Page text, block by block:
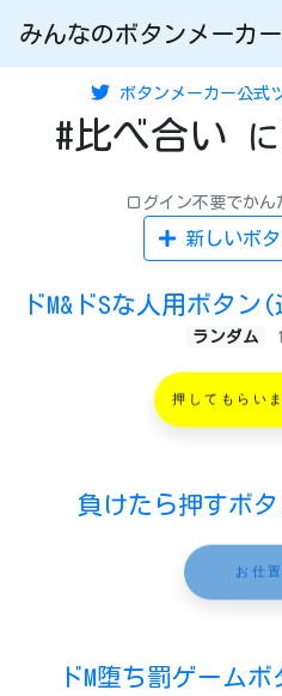
みんなのボタンメーカー
ボタンメーカー公式
#比べ合い
新しいボ
ドM&ドSな人用ボタ
ランダム
押してもらい
負けたら押すボ
お仕
ドM堕ち罰ゲームボ